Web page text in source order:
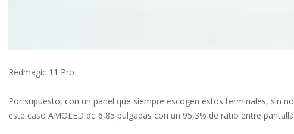
Redmagic 11 Pro
Por supuesto, con un panel que siempre escogen estos terminales, sin
este caso AMOLED de 6,85 pulgadas con un 95,3% de ratio entre